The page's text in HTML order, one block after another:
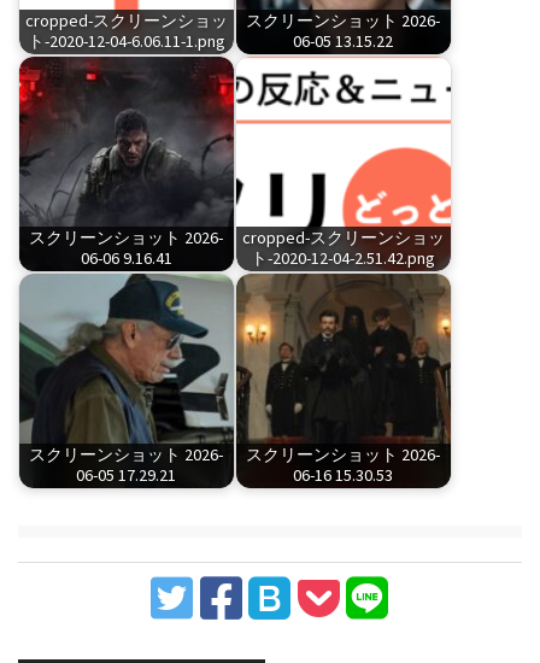
cropped-スクリーンショッ
ト-2020-12-04-6.06.11-1.png
スクリーンショット 2026-
06-05 13.15.22
スクリーンショット 2026-
06-06 9.16.41
cropped-スクリーンショッ
ト-2020-12-04-2.51.42.png
スクリーンショット 2026-
06-05 17.29.21
スクリーンショット 2026-
06-16 15.30.53